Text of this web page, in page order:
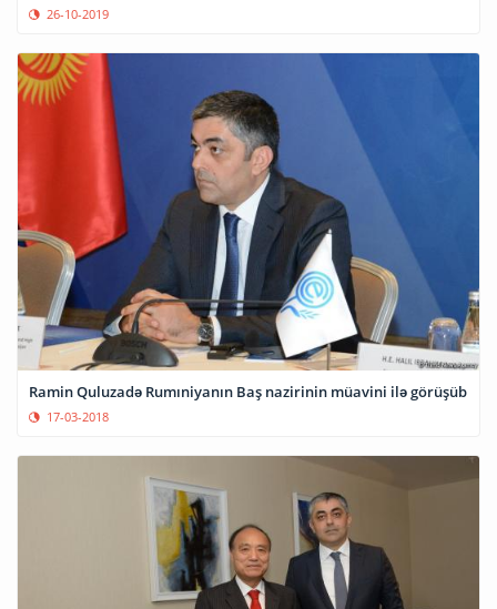
26-10-2019
Ramin Quluzadə Rumıniyanın Baş nazirinin müavini ilə görüşüb
17-03-2018